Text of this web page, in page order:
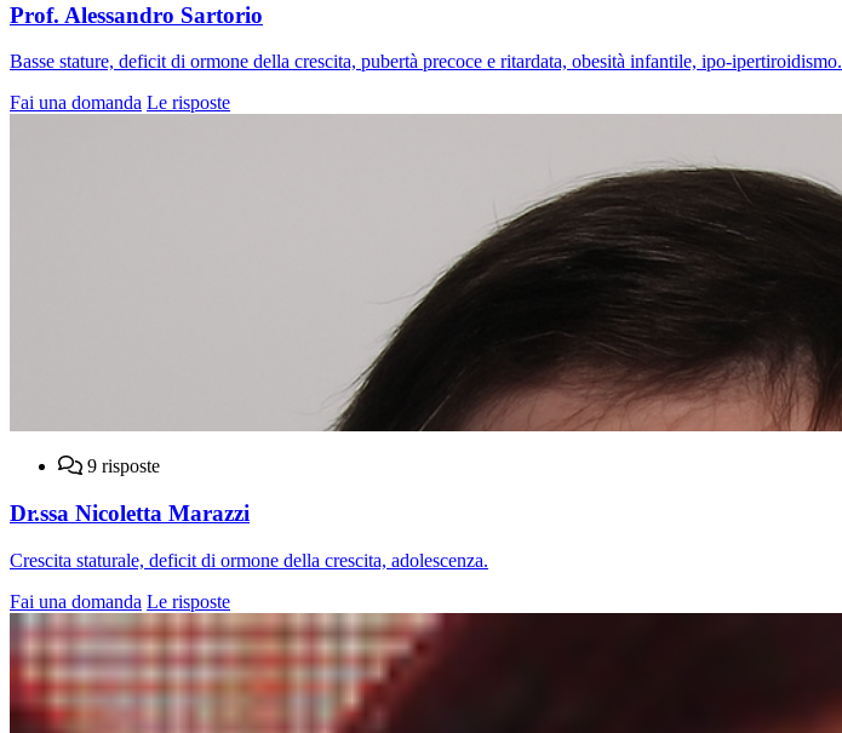
Prof. Alessandro Sartorio
Basse stature, deficit di ormone della crescita, pubertà precoce e ritardata, obesità infantile, ipo-ipertiroidismo.
Fai una domanda Le risposte
9 risposte
Dr.ssa Nicoletta Marazzi
Crescita staturale, deficit di ormone della crescita, adolescenza.
Fai una domanda Le risposte